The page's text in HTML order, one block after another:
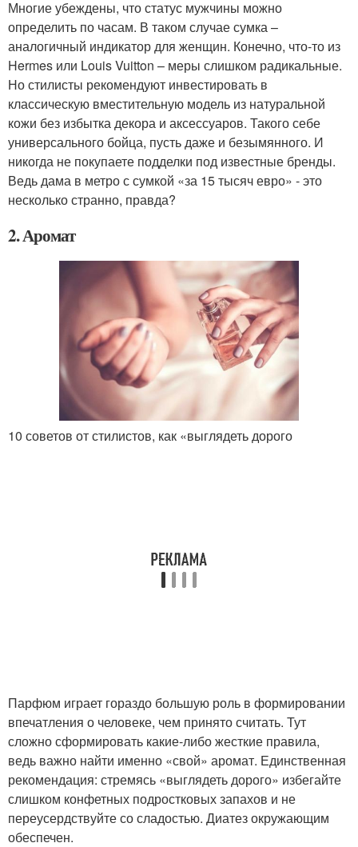
Многие убеждены, что статус мужчины можно
определить по часам. В таком случае сумка –
аналогичный индикатор для женщин. Конечно, что-то из
Hermes или Louis Vuitton – меры слишком радикальные.
Но стилисты рекомендуют инвестировать в
классическую вместительную модель из натуральной
кожи без избытка декора и аксессуаров. Такого себе
универсального бойца, пусть даже и безымянного. И
никогда не покупаете подделки под известные бренды.
Ведь дама в метро с сумкой «за 15 тысяч евро» - это
несколько странно, правда?
2. Аромат
10 советов от стилистов, как «выглядеть дорого
Парфюм играет гораздо большую роль в формировании
впечатления о человеке, чем принято считать. Тут
сложно сформировать какие-либо жесткие правила,
ведь важно найти именно «свой» аромат. Единственная
рекомендация: стремясь «выглядеть дорого» избегайте
слишком конфетных подростковых запахов и не
переусердствуйте со сладостью. Диатез окружающим
обеспечен.